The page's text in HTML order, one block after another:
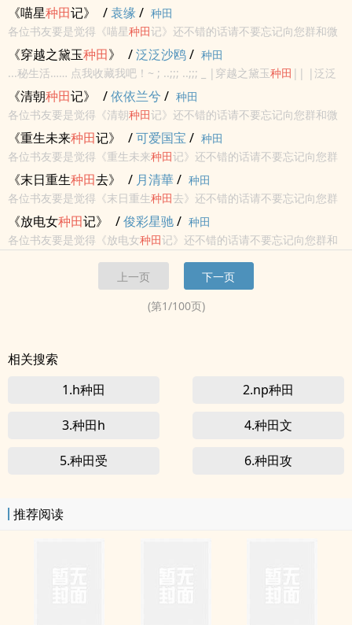
和微博里的朋友推荐哦！《重生之
受午后阳光带来的慵懒惬意，一杯下午茶 一本好书。享受生活，享受
小说给您...
《喵星种田记》 /袁缘/ 种田
各位书友要是觉得《喵星种田记》还不错的话请不要忘记向您群和微
博里的朋友推荐哦！《喵星种田记》作者：袁缘享受阅读 享受午后阳
光带来的慵懒惬意，一杯下午茶 一本好书。享受生活，享受小说给您
带来的美...
《穿越之黛玉种田》 /泛泛沙鸥/ 种田
...秘生活…… 点我收藏我吧！~ ; ..;;; ..;;; _ |穿越之黛玉种田 || |泛泛
沙鸥||| _收藏此文章<br> 各位书友要是觉得《穿越之黛玉
不错的话请不...
《清朝种田记》 /依依兰兮 / 种田
各位书友要是觉得《清朝种田记》还不错的话请不要忘记向您群和微
博里的朋友推荐哦！《清朝种田记》作者：依依兰兮享受阅读 享受午
后阳光带来的慵懒惬意，一杯下午茶 一本好书。享受生活，享受小说
给您带来...
《重生未来种田记》 /可爱国宝 / 种田
各位书友要是觉得《重生未来种田记》还不错的话请不要忘记向您群
和微博里的朋友推荐哦！《重生未来 种田记》作者：可爱国宝享受阅
读 享受午后阳光带来的慵懒惬意，一杯下午茶 一本好书。享受生活，
享受小说...
《末日重生种田去》 / 月清華/ 种田
各位书友要是觉得《末日重生种田去》还不错的话请不要忘记向您群
和微博里的朋友推荐哦！《末日重生 种田去》作者：月清華享受阅读
享受午后阳光带来的慵懒惬意，一杯下午茶 一本好书。享受生活，享
受小说给...
《放电女种田记》 /俊彩星驰/ 种田
各位书友要是觉得《放电女种田记》还不错的话请不要忘记向您群和
微博里的朋友推荐哦！《放电女种田 记》作者：俊彩星驰享受阅读 享
受午后阳光带来的慵懒惬意，一杯下午茶 一本好书。享受生活，享受
上一页
下一页
(第1/100页)
相关搜索
1.h种田
2.np种田
3.种田h 4.种田文
5.种田受 6.种田攻
推荐阅读